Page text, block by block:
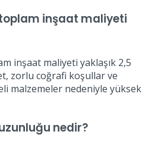
inşaat maliyeti
inşaat maliyeti yaklaşık 2,5
zorlu coğrafi koşullar ve
malzemeler nedeniyle yüksek
nedir?